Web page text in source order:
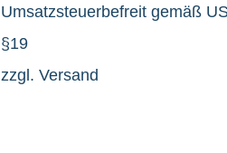
Umsatzsteuerbefreit gemäß
§19
zzgl. Versand